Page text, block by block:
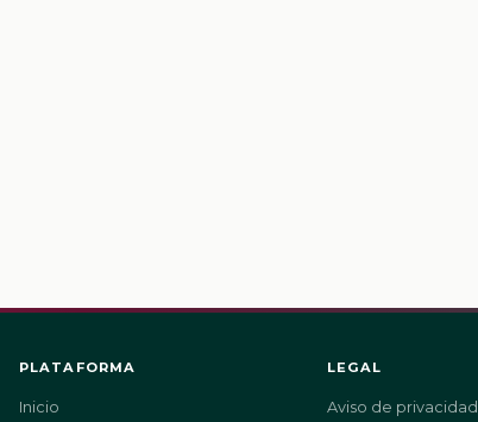
PLATAFORMA
Inicio
LEGAL
Aviso de privacidad